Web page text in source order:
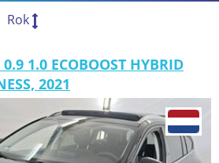
Rok
1.0 ECOBOOST HYBRID
2021